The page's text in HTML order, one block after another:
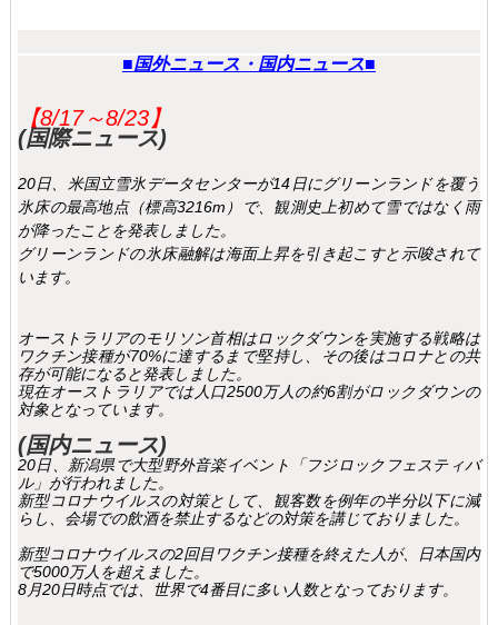
■国外ニュース・国内ニュース■
【8/17～8/23】
(国際ニュース​​​​​)
20日、米国立雪氷データセンターが14日にグリーンランドを覆う
氷床の最高地点（標高3216m）で、観測史上初めて雪ではなく雨
が降ったことを発表しました。
グリーンランドの氷床融解は海面上昇を引き起こすと示唆されて
います。
オーストラリアのモリソン首相はロックダウンを実施する戦略は
ワクチン接種が70%に達するまで堅持し、その後はコロナとの共
存が可能になると発表しました。
現在オーストラリアでは人口2500万人の約6割がロックダウンの
対象となっています。
(国内ニュース)
20日、新潟県で大型野外音楽イベント「フジロックフェスティバ
ル」が行われました。
新型コロナウイルスの対策として、観客数を例年の半分以下に減
らし、会場での飲酒を禁止するなどの対策を講じておりました。
新型コロナウイルスの2回目ワクチン接種を終えた人が、日本国内
で5000万人を超えました。
8月20日時点では、世界で4番目に多い人数となっております。